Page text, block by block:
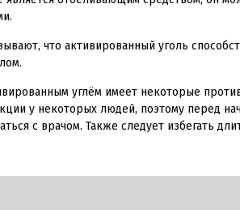
что активированный уголь
углём имеет некоторые
у некоторых людей, поэтому перед
с врачом. Также следует избегать